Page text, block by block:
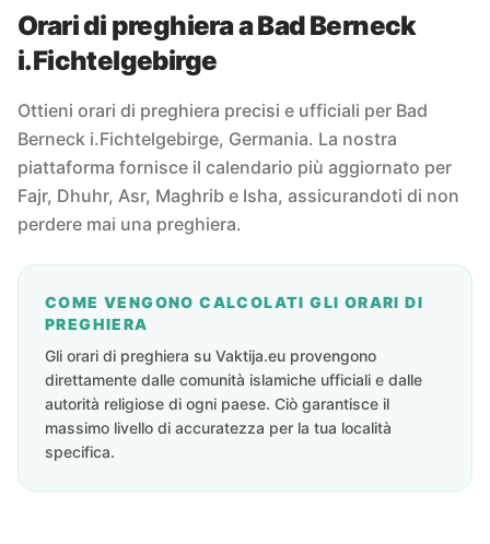
Orari di preghiera a Bad Berneck
i.Fichtelgebirge
Ottieni orari di preghiera precisi e ufficiali per Bad
Berneck i.Fichtelgebirge, Germania. La nostra
piattaforma fornisce il calendario più aggiornato per
Fajr, Dhuhr, Asr, Maghrib e Isha, assicurandoti di non
perdere mai una preghiera.
COME VENGONO CALCOLATI GLI ORARI DI
PREGHIERA
Gli orari di preghiera su Vaktija.eu provengono
direttamente dalle comunità islamiche ufficiali e dalle
autorità religiose di ogni paese. Ciò garantisce il
massimo livello di accuratezza per la tua località
specifica.